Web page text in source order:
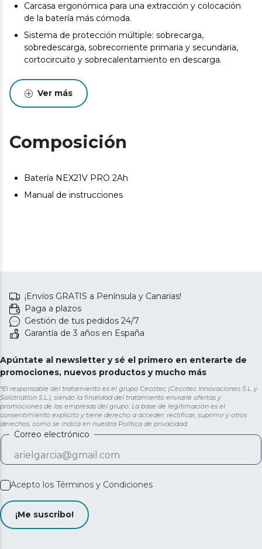
Carcasa ergonómica para una extracción y colocación
de la batería más cómoda.
Sistema de protección múltiple: sobrecarga,
sobredescarga, sobrecorriente primaria y secundaria,
cortocircuito y sobrecalentamiento en descarga.
Regula la tasa de descarga de forma automática e
inteligente para cuidar la salud de la batería y evitar
pérdidas de energía ante cambios bruscos de
Ver más
Composición
Batería NEX21V PRO 2Ah
Manual de instrucciones
¡Envíos GRATIS a Península y Canarias!
Paga a plazos
Gestión de tus pedidos 24/7
Garantía de 3 años en España
Apúntate al newsletter y sé el primero en enterarte de
promociones, nuevos productos y mucho más
*El responsable del tratamiento es el grupo Cecotec (Cecotec Innovaciones S.L. y
Solotriatlon S.L.), siendo la finalidad del tratamiento enviarle ofertas y
promociones de las empresas del grupo. La base de legitimación es el
consentimiento explícito y tiene derecho a acceder, rectificar, suprimir y otros
derechos, como se indica en nuestra Política de privacidad
Correo electrónico
Acepto los Términos y Condiciones
¡Me suscribo!